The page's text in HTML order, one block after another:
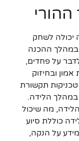
יכולה לשחק
במהלך ההכנה
על פחדים,
אמון ובחיזוק
תקשורת
במהלך הלידה.
מה שיכול
כוללת סיוע
על הנקה,